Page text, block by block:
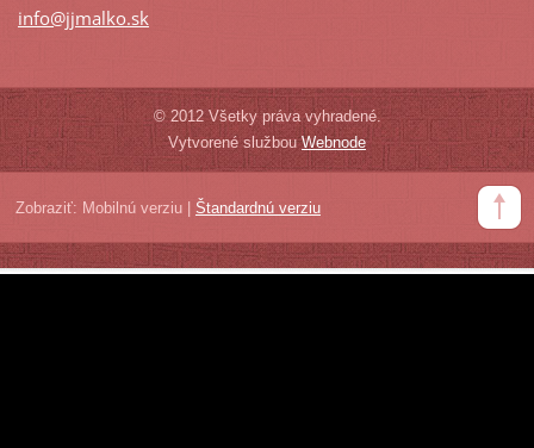
info@jjmalko.sk
© 2012 Všetky práva vyhradené.
Vytvorené službouWebnode
Zobraziť: Mobilnú verziu| Štandardnú verziu